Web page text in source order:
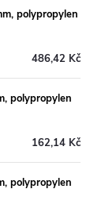
polypropylen
486,42 Kč
polypropylen
162,14 Kč
polypropylen